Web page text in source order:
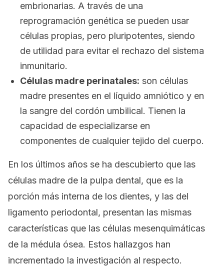
embrionarias. A través de una
reprogramación genética se pueden usar
células propias, pero pluripotentes, siendo
de utilidad para evitar el rechazo del sistema
inmunitario.
Células madre perinatales: son células
madre presentes en el líquido amniótico y en
la sangre del cordón umbilical. Tienen la
capacidad de especializarse en
componentes de cualquier tejido del cuerpo.
En los últimos años se ha descubierto que las
células madre de la pulpa dental, que es la
porción más interna de los dientes, y las del
ligamento periodontal, presentan las mismas
características que las células mesenquimáticas
de la médula ósea. Estos hallazgos han
incrementado la investigación al respecto.